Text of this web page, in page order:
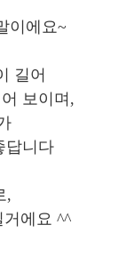
이에요~
길어
보이며,
답니다
,
에요 ^^